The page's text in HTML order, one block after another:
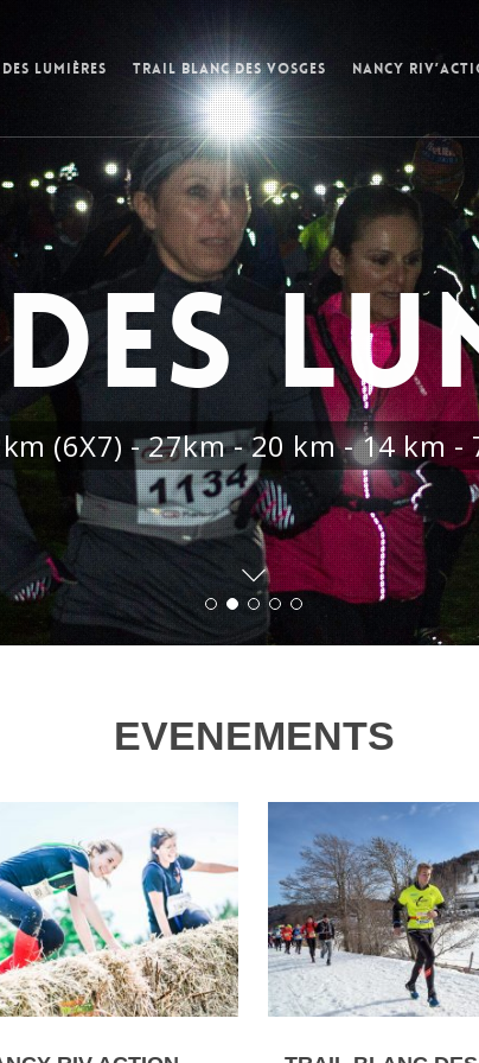
Lumières Trail Blanc des Vosges Nancy
(6X7) - 27km - 20 km - 14 km -
EVENEMENTS